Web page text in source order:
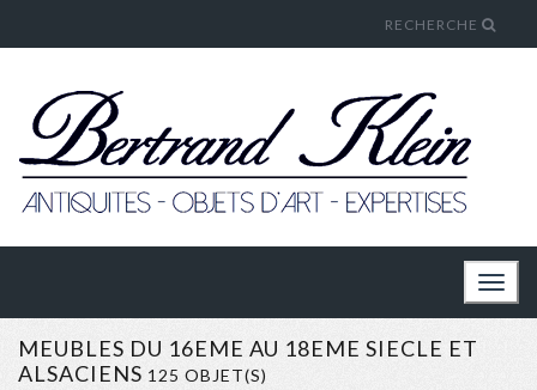
RECHERCHE
MEUBLES DU 16EME AU 18EME SIECLE ET
ALSACIENS 125 OBJET(S)